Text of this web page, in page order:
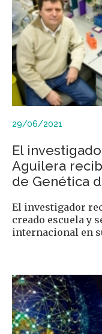
29/06/2021
El
Aguilera
de Genética
El investigador
creado escuela y
internacional en